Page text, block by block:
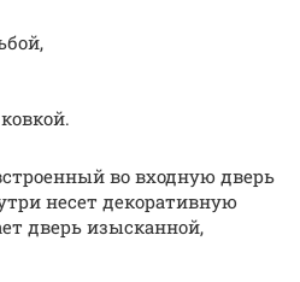
во входную дверь
несет декоративную
дверь изысканной,